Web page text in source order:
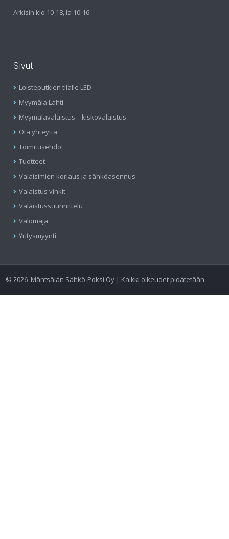
Arkisin klo 10-18, la 10-16
Sivut
Loisteputkien tilalle LED
Myymälä Lahti
Myymälävalaistus – kiskovalaistus
Ota yhteyttä
Toimitusehdot
Tuotteet
Valaisimien korjaus ja sähköasennus
Valaistus vinkit
Valaistussuunnittelu
Valomaja
Yritysmyynti
©2026 Mäntsälän Sähkö-Poksi Oy | Kaikki oikeudet pidätetään